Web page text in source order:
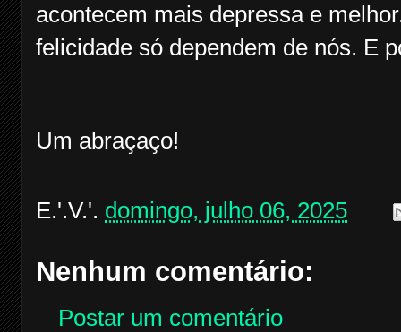
acontecem mais depressa e
felicidade só dependem de nós. E
Um abraçaço!
E.'.V.'. domingo, julho 06, 2025
Nenhum comentário:
Postar um comentário